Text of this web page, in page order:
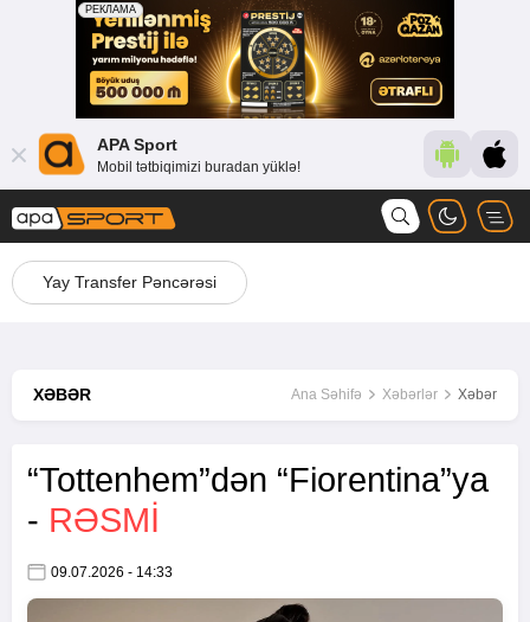
APA Sport
Mobil tətbiqimizi buradan yüklə!
Yay Transfer Pəncərəsi
XƏBƏR Ana Səhifə Xəbərlər Xəbər
“Tottenhem”dən “Fiorentina”ya
- RƏSMİ
09.07.2026 - 14:33